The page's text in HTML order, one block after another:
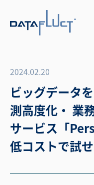
2024.02.20
ビッグデータ
測高度化・ 業
サービス「
低コストで試